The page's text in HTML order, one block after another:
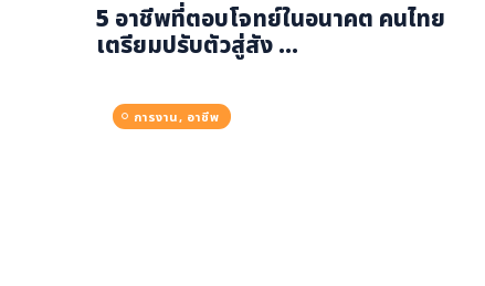
5 อาชีพที่ตอบโจทย์ในอนาคต คนไทย
เตรียมปรับตัวสู่สัง ...
การงาน, อาชีพ